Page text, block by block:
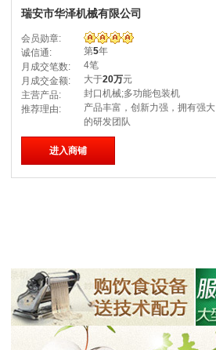
瑞安市华泽机械有限公司
会员勋章:
诚信通:
第5年
月成交笔数:
4笔
月成交金额:
大于20万元
主营产品:
封口机械;多功能包装机
推荐理由:
产品丰富，创新力强，拥有强大
的研发团队
进入商铺